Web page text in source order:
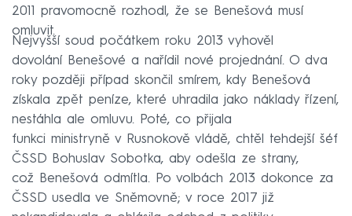
2011 pravomocně rozhodl, že se Benešová musí
omluvit.
Nejvyšší soud počátkem roku 2013 vyhověl
dovolání Benešové a nařídil nové projednání. O dva
roky později případ skončil smírem, kdy Benešová
získala zpět peníze, které uhradila jako náklady řízení,
nestáhla ale omluvu. Poté, co přijala
funkci ministryně v Rusnokově vládě, chtěl tehdejší šéf
ČSSD Bohuslav Sobotka, aby odešla ze strany,
což Benešová odmítla. Po volbách 2013 dokonce za
ČSSD usedla ve Sněmovně; v roce 2017 již